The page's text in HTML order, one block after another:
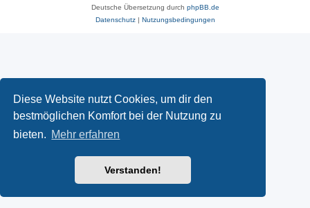
Diese Website nutzt Cookies, um dir den
bestmöglichen Komfort bei der Nutzung zu
bieten. Mehr erfahren
Verstanden!
Deutsche Übersetzung durch phpBB.de
Datenschutz | Nutzungsbedingungen